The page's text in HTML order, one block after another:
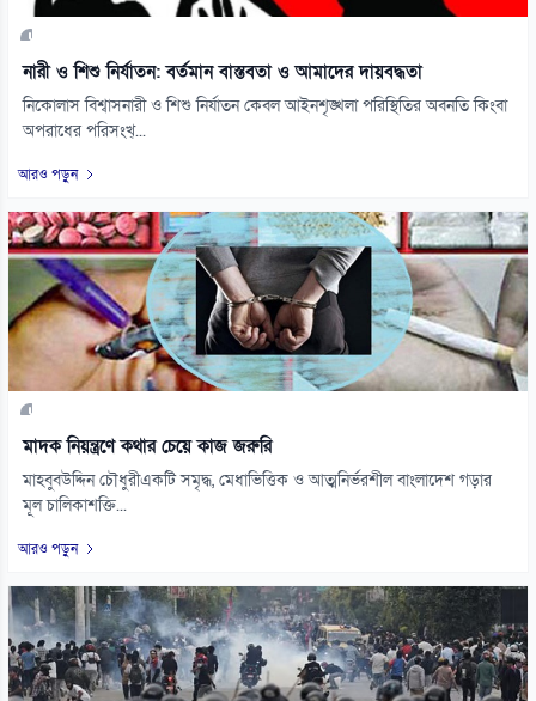
নারী ও শিশু নির্যাতন: বর্তমান বাস্তবতা ও আমাদের দায়বদ্ধতা
নিকোলাস বিশ্বাসনারী ও শিশু নির্যাতন কেবল আইনশৃঙ্খলা পরিস্থিতির অবনতি কিংবা
অপরাধের পরিসংখ্...
আরও পড়ুন
মাদক নিয়ন্ত্রণে কথার চেয়ে কাজ জরুরি
মাহবুবউদ্দিন চৌধুরীএকটি সমৃদ্ধ, মেধাভিত্তিক ও আত্মনির্ভরশীল বাংলাদেশ গড়ার
মূল চালিকাশক্তি...
আরও পড়ুন